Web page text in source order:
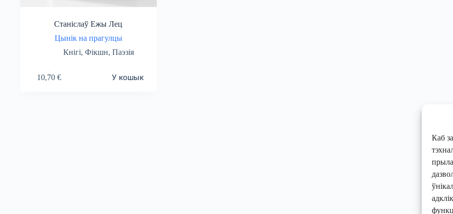
Каб
Станіслаў Ежы Лец
Цынік на прагулцы
Кнігі, Фікшн, Паэзія
10,70€ У кошык